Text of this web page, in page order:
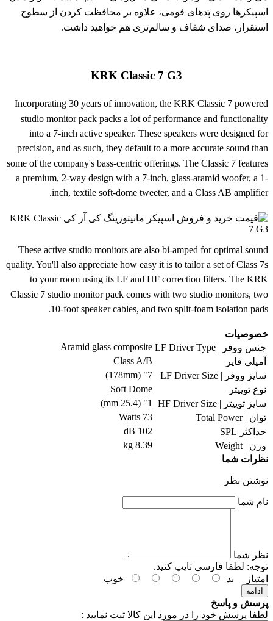
اسپیکرها روی پَدهای فومی، علاوه بر محافظت کردن از سطوح
استقرار، صدای شفاف و سالم‌تری هم خواهید داشت.
KRK Classic 7 G3
Incorporating 30 years of innovation, the KRK Classic 7 powered
studio monitor pack packs a lot of performance and functionality
into a 7-inch active speaker. These speakers were designed for
precision, and as such, they default to a more accurate sound than
some of the company's bass-centric offerings. The Classic 7 features
a premium, 2-way design with a 7-inch, glass-aramid woofer, a 1-
inch, textile soft-dome tweeter, and a Class AB amplifier.
These active studio monitors are also bi-amped for optimal sound
quality. You'll also appreciate how easy it is to tailor a set of Class 7s
to your room using its LF and HF correction filters. The KRK
Classic 7 studio monitor pack comes with two studio monitors, two
10-foot speaker cables, and two split-foam isolation pads.
خصوصیات
جنس ووفر | LF Driver Type
Aramid glass composite
آمپلی فایر
Class A/B
سایز ووفر | LF Driver Size
7" (178mm)
نوع توییتر
Soft Dome
سایز توییتر | HF Driver Size
1" (25.4 mm)
توان | Total Power
73 Watts
حداکثر SPL
102 dB
وزن | Weight
8.39 kg
نظرات شما
نوشتن نظر
نام شما
نظر شما
توجه: لطفا فارسی تایپ کنید.
امتیاز
بد خوب
ادامه
پرسش و پاسخ
لطفا پرسش خود را در مورد این کالا ثبت نمایید :